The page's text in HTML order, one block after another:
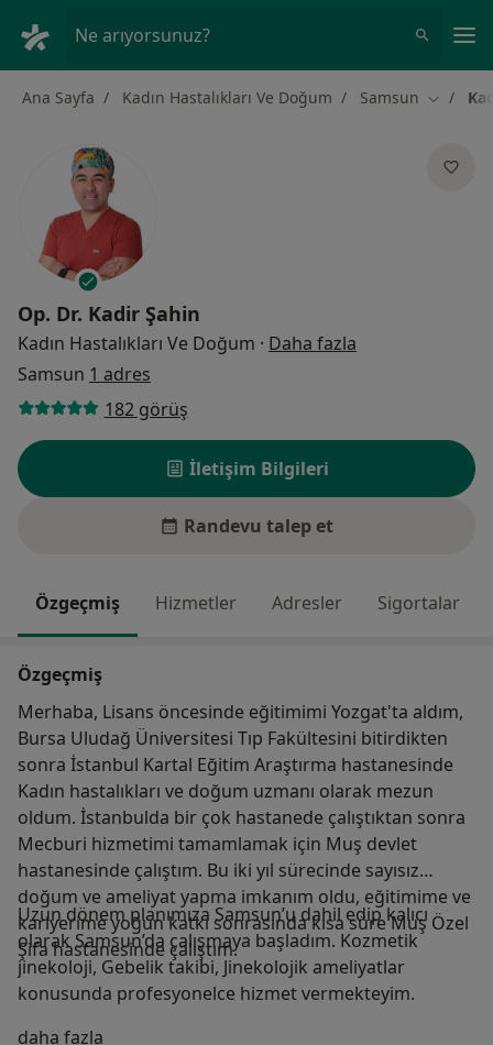
Ne arıyorsunuz?
Ana Sayfa Kadın Hastalıkları Ve Doğum Samsun Şehir
Op. Dr. Kadir Şahin
Kadın Hastalıkları Ve Doğum · Daha fazla
Samsun 1 adres
182 görüş
İletişim Bilgileri
Randevu talep et
Özgeçmiş Hizmetler Adresler Sigortalar
Özgeçmiş
Merhaba, Lisans öncesinde eğitimimi Yozgat'ta aldım,
Bursa Uludağ Üniversitesi Tıp Fakültesini bitirdikten
sonra İstanbul Kartal Eğitim Araştırma hastanesinde
Kadın hastalıkları ve doğum uzmanı olarak mezun
oldum. İstanbulda bir çok hastanede çalıştıktan sonra
Mecburi hizmetimi tamamlamak için Muş devlet
hastanesinde çalıştım. Bu iki yıl sürecinde sayısız
doğum ve ameliyat yapma imkanım oldu, eğitimime ve
kariyerime yoğun katkı sonrasında kısa süre Muş Özel
Şifa hastanesinde çalıştım.
Uzun dönem planımıza Samsun’u dahil edip kalıcı
olarak Samsun’da çalışmaya başladım. Kozmetik
jinekoloji, Gebelik takibi, Jinekolojik ameliyatlar
konusunda profesyonelce hizmet vermekteyim.
daha fazla